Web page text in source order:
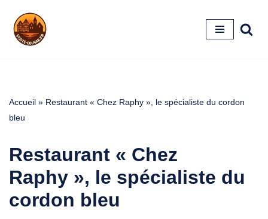
Aller
Accueil » Restaurant « Chez Raphy », le spécialiste du cordon
bleu
Restaurant « Chez
Raphy », le spécialiste du
cordon bleu